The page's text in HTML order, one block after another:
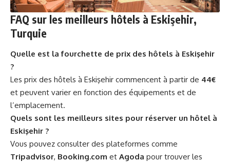
FAQ sur les meilleurs hôtels à Eskişehir,
Turquie
Quelle est la fourchette de prix des hôtels à Eskişehir
?
Les prix des hôtels à Eskişehir commencent à partir de 44€
et peuvent varier en fonction des équipements et de
l’emplacement.
Quels sont les meilleurs sites pour réserver un hôtel à
Eskişehir ?
Vous pouvez consulter des plateformes comme
Tripadvisor, Booking.com et Agoda pour trouver les